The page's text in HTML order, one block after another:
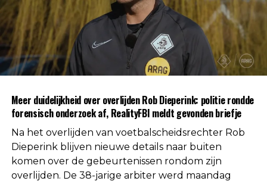
Na afronding van de eerste onderzoeksfase liet de
politie weten dat er geen aanwijzingen zijn
gevonden voor betrokkenheid van andere
personen. Daarmee is die mogelijkheid volgens de
autoriteiten uitgesloten.
worden geen verdere mededelingen gedaan over
Een vaste waarde in de Nederlandse
Meer duidelijkheid over overlijden Rob Dieperink: politie rondde
forensisch onderzoek af, RealityFBI meldt gevonden briefje
Na het overlijden van voetbalscheidsrechter Rob
Dieperink blijven nieuwe details naar buiten
komen over de gebeurtenissen rondom zijn
overlijden. De 38-jarige arbiter werd maandag